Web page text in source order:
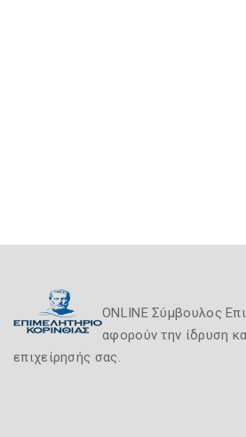
ONLINE Σύμβουλος
αφορούν την ίδρυση
επιχείρησής σας.